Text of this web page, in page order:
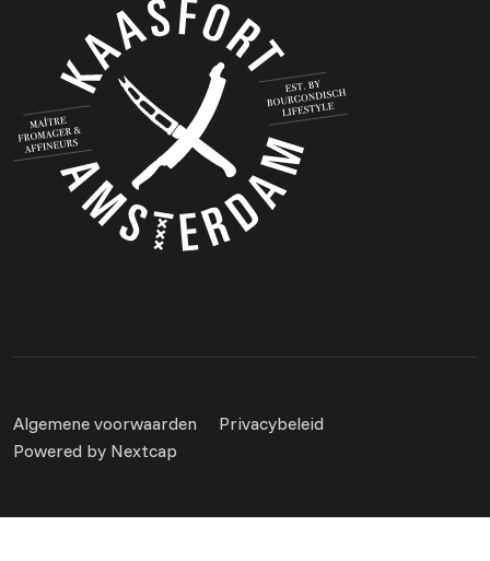
Algemene voorwaarden
Privacybeleid
Powered by Nextcap